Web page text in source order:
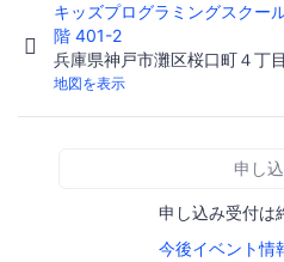
キッズプログラミングスクー
階 401-2
兵庫県神戸市灘区桜口町４丁
地図を表示
申し
申し込み受付は
今後イベント情